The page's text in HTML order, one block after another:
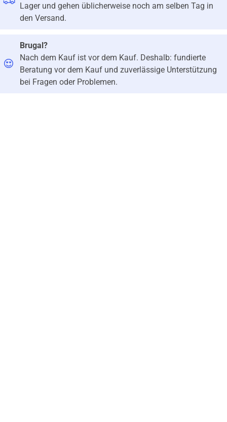
Lager und gehen üblicherweise noch am selben Tag in
den Versand.
Brugal?
Nach dem Kauf ist vor dem Kauf. Deshalb: fundierte
Beratung vor dem Kauf und zuverlässige Unterstützung
bei Fragen oder Problemen.